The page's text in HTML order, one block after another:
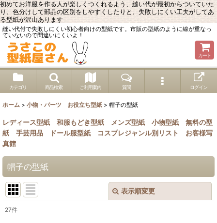
初めてお洋服を作る人が楽しくつくれるよう、縫い代が最初からついていた
り、色分けして部品の区別をしやすくしたりと、失敗しにくい工夫がしてあ
る型紙が沢山あります
縫い代付で失敗しにくい初心者向けの型紙です。市販の型紙のように線が重なっ
ていないので間違いにくいよ！
カート
カテゴリ 商品検索 ご利用案内 質問 ログイン
ホーム > 小物・パーツ お役立ち型紙 > 帽子の型紙
レディース型紙 和服もどき型紙 メンズ型紙 小物型紙
無料の型
紙
手芸用品 ドール服型紙 コスプレジャンル別リスト
お客様写
真館
帽子の型紙
表示順変更
27件